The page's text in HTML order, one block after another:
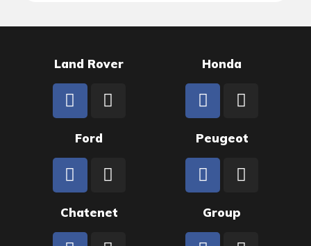
Land Rover Honda
Ford Peugeot
Chatenet Group